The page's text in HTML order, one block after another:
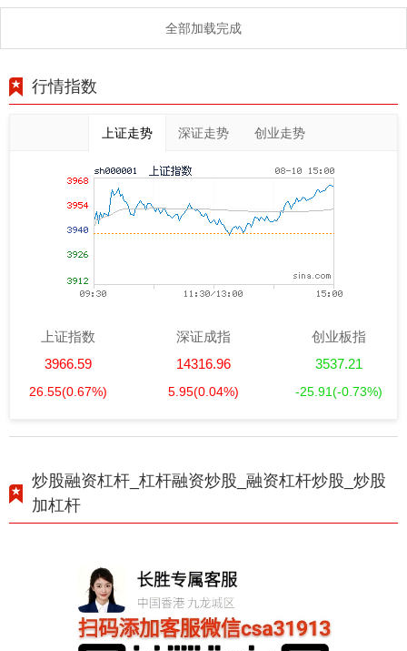
全部加载完成
行情指数
上证走势 深证走势 创业走势
上证指数
3966.59
26.55(0.67%)
深证成指
14316.96
5.95(0.04%)
创业板指
3537.21
-25.91(-0.73%)
炒股融资杠杆_杠杆融资炒股_融资杠杆炒股_炒股
加杠杆